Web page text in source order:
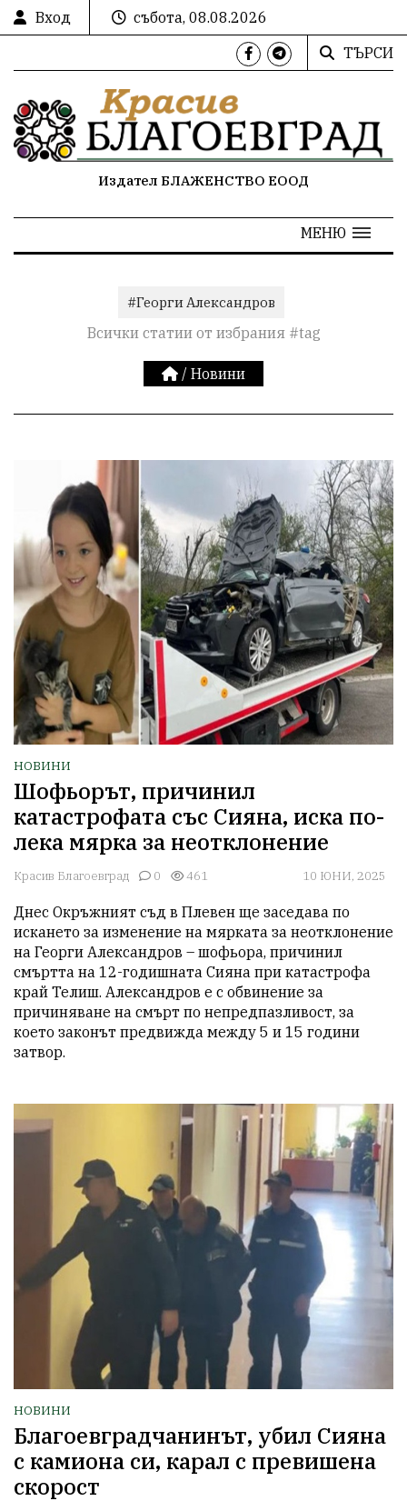
Вход
събота, 08.08.2026
ТЪРСИ
Издател БЛАЖЕНСТВО ЕООД
МЕНЮ
#Георги Александров
Всички статии от избрания #tag
/ Новини
НОВИНИ
Шофьорът, причинил
катастрофата със Сияна, иска по-
лека мярка за неотклонение
Красив Благоевград 0 461 10 ЮНИ, 2025
Днес Окръжният съд в Плевен ще заседава по
искането за изменение на мярката за неотклонение
на Георги Александров – шофьора, причинил
смъртта на 12-годишната Сияна при катастрофа
край Телиш. Александров е с обвинение за
причиняване на смърт по непредпазливост, за
което законът предвижда между 5 и 15 години
затвор.
НОВИНИ
Благоевградчанинът, убил Сияна
с камиона си, карал с превишена
скорост